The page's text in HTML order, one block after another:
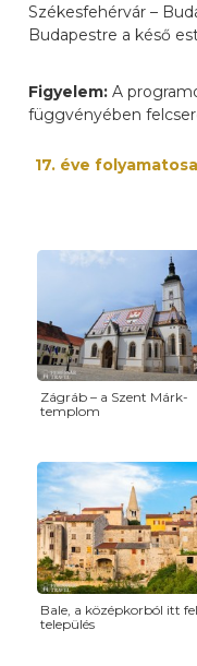
Székesfehérvár –
Budapestre a késő
Figyelem:A
függvényében
17. éve
Zágráb – a Szent Márk-
templom
Bale, a középkorból itt
település